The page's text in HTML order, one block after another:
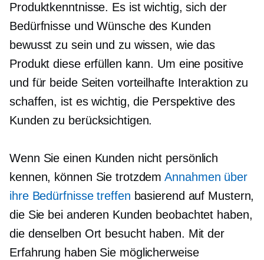
Produktkenntnisse. Es ist wichtig, sich der
Bedürfnisse und Wünsche des Kunden
bewusst zu sein und zu wissen, wie das
Produkt diese erfüllen kann. Um eine positive
und für beide Seiten vorteilhafte Interaktion zu
schaffen, ist es wichtig, die Perspektive des
Kunden zu berücksichtigen.
Wenn Sie einen Kunden nicht persönlich
kennen, können Sie trotzdemAnnahmen über
ihre Bedürfnisse treffen basierend auf Mustern,
die Sie bei anderen Kunden beobachtet haben,
die denselben Ort besucht haben. Mit der
Erfahrung haben Sie möglicherweise